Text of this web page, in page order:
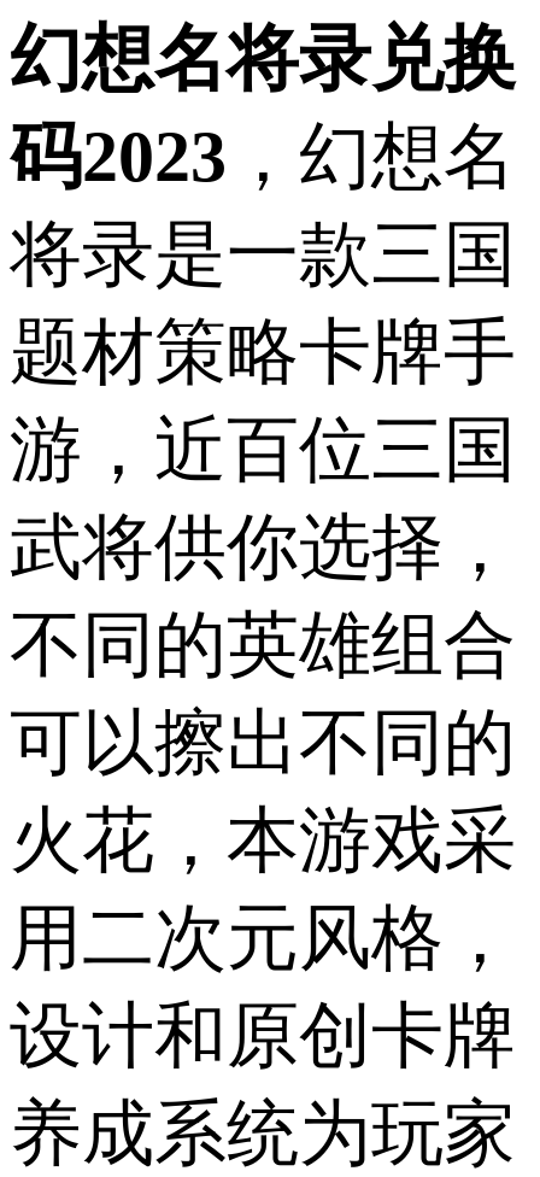
幻想名将录兑换
码2023 ，幻想名
将录是一款三国
题材策略卡牌手
游，近百位三国
武将供你选择，
不同的英雄组合
可以擦出不同的
火花，本游戏采
用二次元风格，
设计和原创卡牌
养成系统为玩家